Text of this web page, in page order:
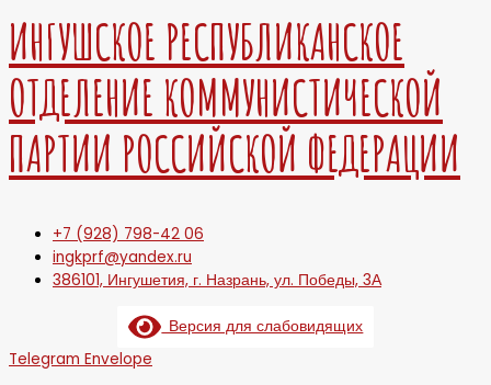
ИНГУШСКОЕ РЕСПУБЛИКАНСКОЕ
ОТДЕЛЕНИЕ КОММУНИСТИЧЕСКОЙ
ПАРТИИ РОССИЙСКОЙ ФЕДЕРАЦИИ
+7 (928) 798-42 06
ingkprf@yandex.ru
386101, Ингушетия, г. Назрань, ул. Победы, 3А
Версия для слабовидящих
Telegram Envelope